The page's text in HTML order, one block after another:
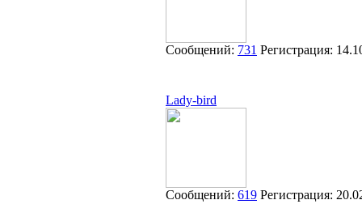
Сообщений: 731 Регистрация:
Lady-bird
Сообщений: 619 Регистрация: